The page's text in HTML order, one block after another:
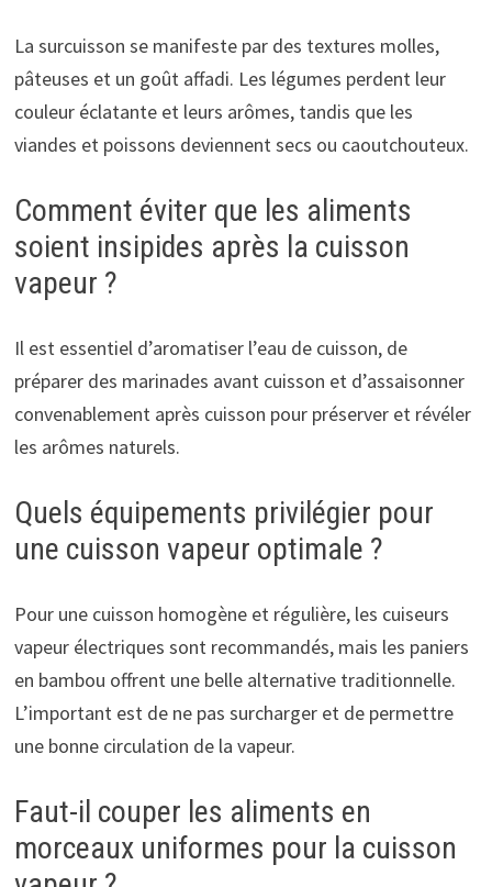
La surcuisson se manifeste par des textures molles,
pâteuses et un goût affadi. Les légumes perdent leur
couleur éclatante et leurs arômes, tandis que les
viandes et poissons deviennent secs ou caoutchouteux.
Comment éviter que les aliments
soient insipides après la cuisson
vapeur ?
Il est essentiel d’aromatiser l’eau de cuisson, de
préparer des marinades avant cuisson et d’assaisonner
convenablement après cuisson pour préserver et révéler
les arômes naturels.
Quels équipements privilégier pour
une cuisson vapeur optimale ?
Pour une cuisson homogène et régulière, les cuiseurs
vapeur électriques sont recommandés, mais les paniers
en bambou offrent une belle alternative traditionnelle.
L’important est de ne pas surcharger et de permettre
une bonne circulation de la vapeur.
Faut-il couper les aliments en
morceaux uniformes pour la cuisson